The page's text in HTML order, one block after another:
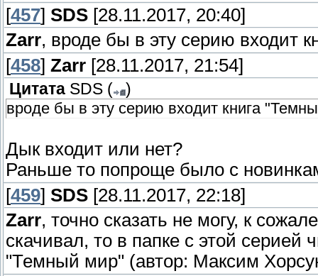
[457] SDS [28.11.2017, 20:40]
Zarr, вроде бы в эту серию входит
[458] Zarr [28.11.2017, 21:54]
Цитата SDS (
)
вроде бы в эту серию входит книга
Дык входит или нет?
Раньше то попроще было с
[459] SDS [28.11.2017, 22:18]
Zarr, точно сказать не могу, к
скачивал, то в папке с этой серией
"Темный мир" (автор: Максим